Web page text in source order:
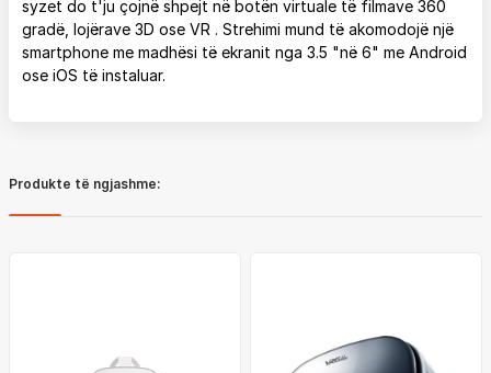
syzet do t'ju çojnë shpejt në botën virtuale të filmave 360
gradë, lojërave 3D ose VR . Strehimi mund të akomodojë një
smartphone me madhësi të ekranit nga 3.5 "në 6" me Android
ose iOS të instaluar.
Produkte të ngjashme: